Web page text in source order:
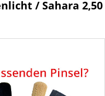
/ Sahara 2,50